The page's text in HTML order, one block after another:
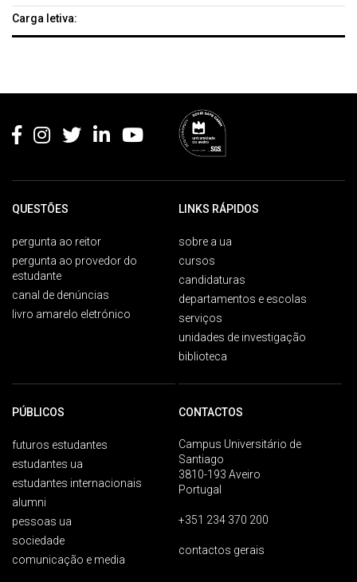
Carga letiva:
QUESTÕES
pergunta ao reitor
pergunta ao provedor do
estudante
canal de denúncias
livro amarelo eletrónico
LINKS RÁPIDOS
sobre a ua
cursos
candidaturas
departamentos e escolas
serviços
unidades de investigação
biblioteca
PÚBLICOS
futuros estudantes
estudantes ua
estudantes internacionais
alumni
pessoas ua
sociedade
comunicação e media
CONTACTOS
Campus Universitário de
Santiago
3810-193 Aveiro
Portugal
+351 234 370 200
contactos gerais